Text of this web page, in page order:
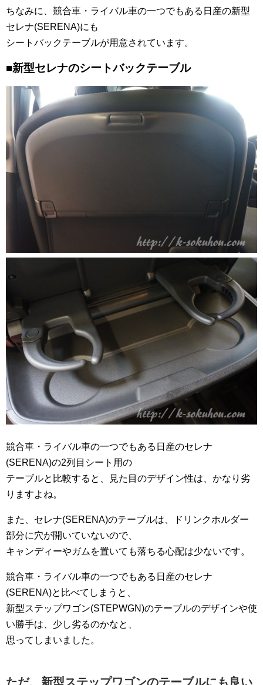
ちなみに、競合車・ライバル車の一つでもある日産の新型
セレナ(SERENA)にも
シートバックテーブルが用意されています。
■新型セレナのシートバックテーブル
競合車・ライバル車の一つでもある日産のセレナ
(SERENA)の2列目シート用の
テーブルと比較すると、見た目のデザイン性は、かなり劣
りますよね。
また、セレナ(SERENA)のテーブルは、ドリンクホルダー
部分に穴が開いていないので、
キャンディーやガムを置いても落ちる心配は少ないです。
競合車・ライバル車の一つでもある日産のセレナ
(SERENA)と比べてしまうと、
新型ステップワゴン(STEPWGN)のテーブルのデザインや使
い勝手は、少し劣るのかなと、
思ってしまいました。
ただ、新型ステップワゴンのテーブルにも良い